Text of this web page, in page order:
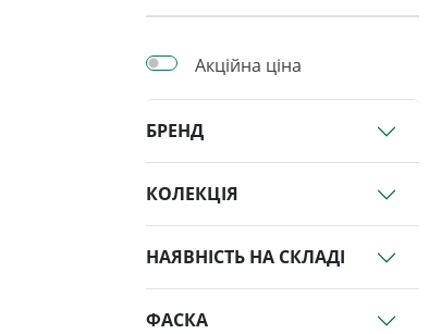
Акційна ціна
БРЕНД
КОЛЕКЦІЯ
НАЯВНІСТЬ НА СКЛАДІ
ФАСКА